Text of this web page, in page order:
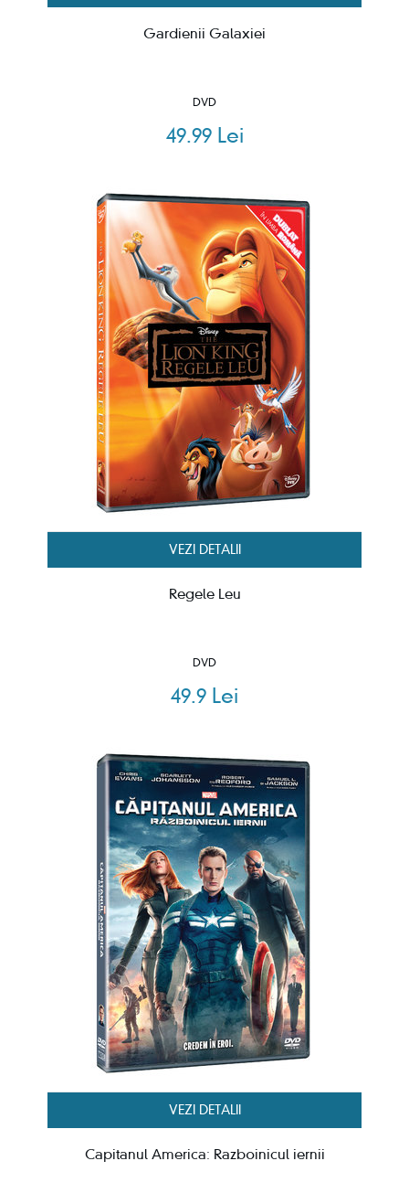
Gardienii Galaxiei
DVD
49.99 Lei
VEZI DETALII
Regele Leu
DVD
49.9 Lei
VEZI DETALII
Capitanul America: Razboinicul iernii